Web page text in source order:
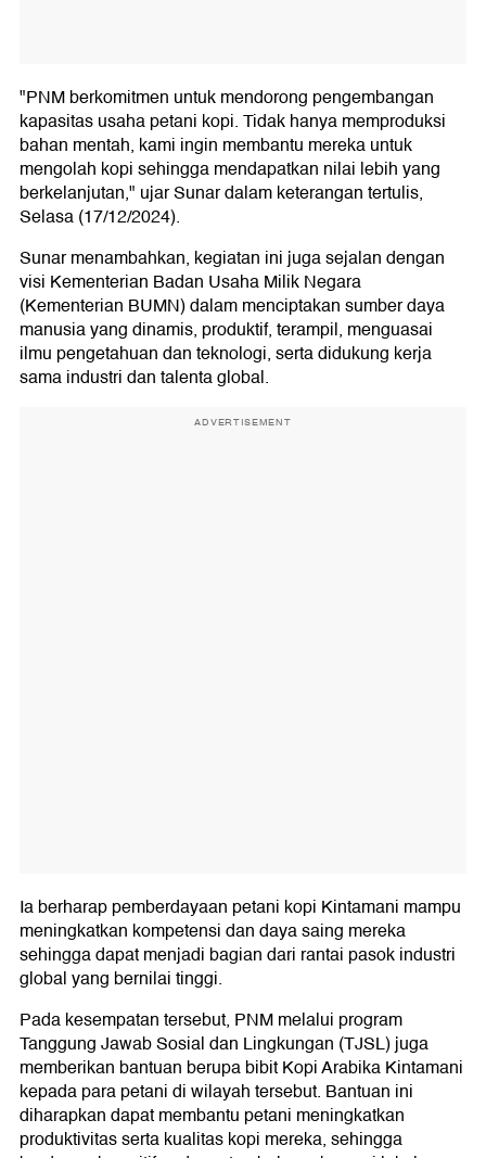
"PNM berkomitmen untuk mendorong pengembangan
kapasitas usaha petani kopi. Tidak hanya memproduksi
bahan mentah, kami ingin membantu mereka untuk
mengolah kopi sehingga mendapatkan nilai lebih yang
berkelanjutan," ujar Sunar dalam keterangan tertulis,
Selasa (17/12/2024).
Sunar menambahkan, kegiatan ini juga sejalan dengan
visi Kementerian Badan Usaha Milik Negara
(Kementerian BUMN) dalam menciptakan sumber daya
manusia yang dinamis, produktif, terampil, menguasai
ilmu pengetahuan dan teknologi, serta didukung kerja
sama industri dan talenta global.
ADVERTISEMENT
Ia berharap pemberdayaan petani kopi Kintamani mampu
meningkatkan kompetensi dan daya saing mereka
sehingga dapat menjadi bagian dari rantai pasok industri
global yang bernilai tinggi.
Pada kesempatan tersebut, PNM melalui program
Tanggung Jawab Sosial dan Lingkungan (TJSL) juga
memberikan bantuan berupa bibit Kopi Arabika Kintamani
kepada para petani di wilayah tersebut. Bantuan ini
diharapkan dapat membantu petani meningkatkan
produktivitas serta kualitas kopi mereka, sehingga